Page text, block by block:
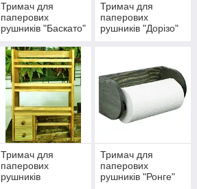
Тримач для
паперових
рушників "Баскато"
Тримач для
паперових
рушників "Дорізо"
Тримач для
паперових
рушників
Тримач для
паперових
рушників "Ронге"